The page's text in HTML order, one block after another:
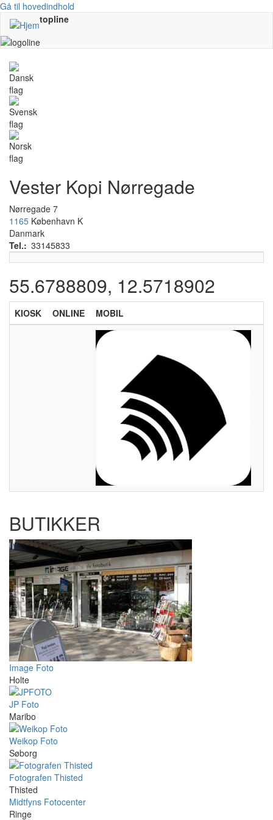
Gå til hovedindhold
topline
Vester Kopi Nørregade
Nørregade 7
1165 København K
Danmark
Tel.
33145833
55.6788809, 12.5718902
KIOSK ONLINE MOBIL
BUTIKKER
Image Foto
Holte
JP Foto
Maribo
Weikop Foto
Søborg
Fotografen Thisted
Thisted
Midtfyns Fotocenter
Ringe